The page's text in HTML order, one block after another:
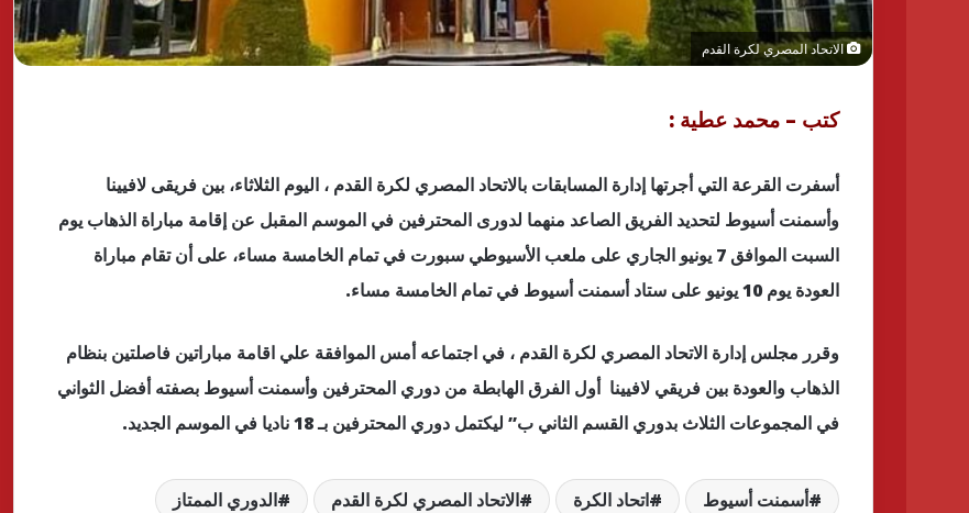
الاتحاد المصري لكرة القدم
كتب – محمد عطية :
أسفرت القرعة التي أجرتها إدارة المسابقات بالاتحاد المصري لكرة القدم ، اليوم الثلاثاء، بين فريقى لافيينا
وأسمنت أسيوط لتحديد الفريق الصاعد منهما لدورى المحترفين في الموسم المقبل عن إقامة مباراة الذهاب يوم
السبت الموافق 7 يونيو الجاري على ملعب الأسيوطي سبورت في تمام الخامسة مساء، على أن تقام مباراة
العودة يوم 10 يونيو على ستاد أسمنت أسيوط في تمام الخامسة مساء.
وقرر مجلس إدارة الاتحاد المصري لكرة القدم ، في اجتماعه أمس الموافقة علي اقامة مباراتين فاصلتين بنظام
الذهاب والعودة بين فريقي لافيينا أول الفرق الهابطة من دوري المحترفين وأسمنت أسيوط بصفته أفضل الثواني
في المجموعات الثلاث بدوري القسم الثاني ب” ليكتمل دوري المحترفين بـ 18 ناديا في الموسم الجديد.
أسمنت أسيوط اتحاد الكرة الاتحاد المصري لكرة القدم
الدوري الممتاز